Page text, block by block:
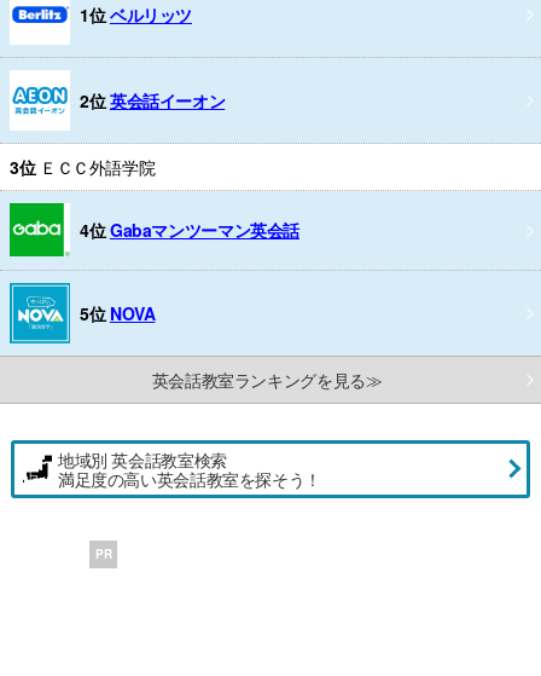
1位ベルリッツ
2位英会話イーオン
3位 ＥＣＣ外語学院
4位Gabaマンツーマン英会話
5位 NOVA
英会話教室ランキングを見る≫
地域別 英会話教室検索
満足度の高い英会話教室を探そう！
PR